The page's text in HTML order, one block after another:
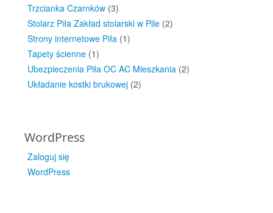
Trzcianka Czarnków (3)
Stolarz Piła Zakład stolarski w Pile (2)
Strony internetowe Piła (1)
Tapety ścienne (1)
Ubezpieczenia Piła OC AC Mieszkania (2)
Układanie kostki brukowej (2)
WordPress
Zaloguj się
WordPress